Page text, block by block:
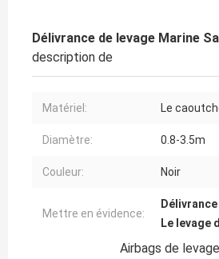
Délivrance de levage Marine
description de
Matériel: Le
Diamètre: 0.8-3.5m
Couleur: Noir
Mettre en évidence:
Le levage
Airbags de